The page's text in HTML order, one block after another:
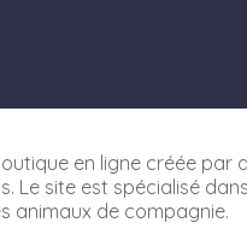
en ligne créée
Le site est spécialisé
animaux de compagnie.